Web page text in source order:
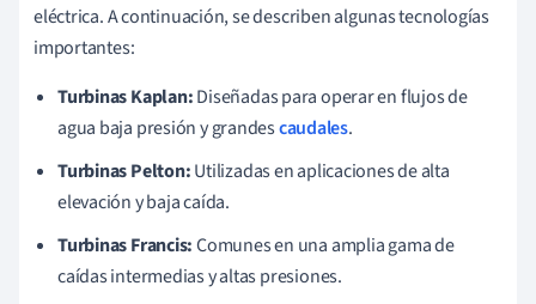
eléctrica. A continuación, se describen algunas tecnologías
importantes:
Turbinas Kaplan:Diseñadas para operar en flujos de
agua baja presión y grandescaudales.
Turbinas Pelton:Utilizadas en aplicaciones de alta
elevación y baja caída.
Turbinas Francis:Comunes en una amplia gama de
caídas intermedias y altas presiones.